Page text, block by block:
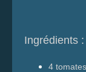
Ingrédients :
4